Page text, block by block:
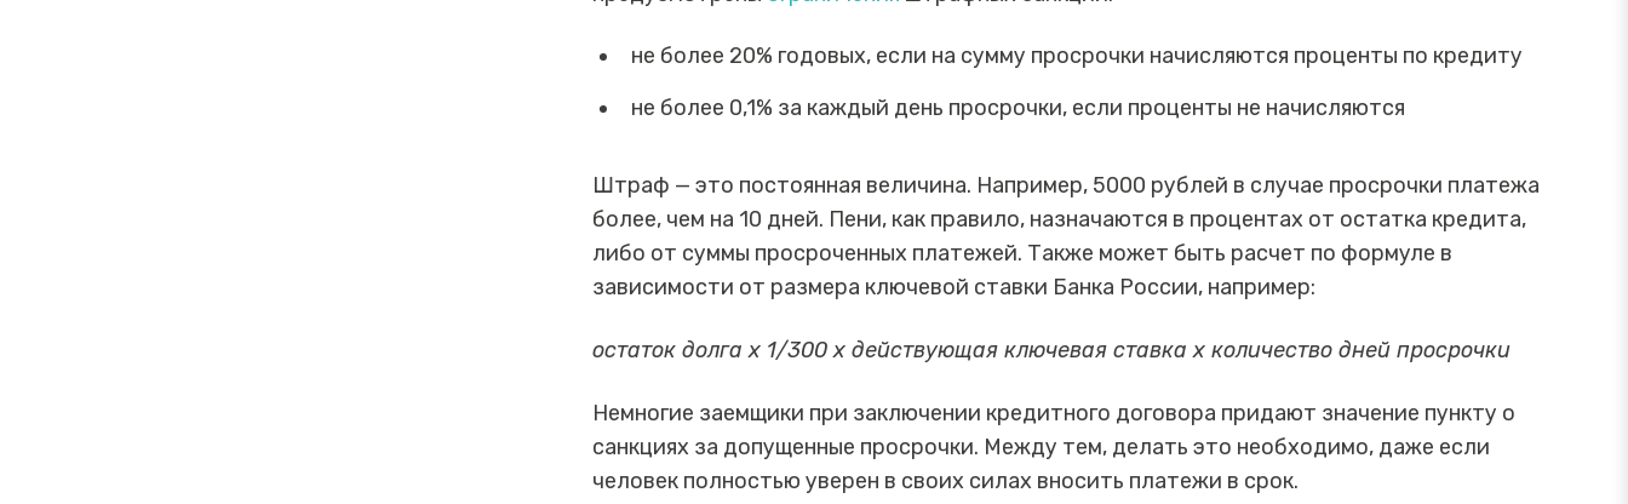
не более 20% годовых, если на сумму просрочки начисляются проценты по кредиту
не более 0,1% за каждый день просрочки, если проценты не начисляются
Штраф — это постоянная величина. Например, 5000 рублей в случае просрочки платежа
более, чем на 10 дней. Пени, как правило, назначаются в процентах от остатка кредита,
либо от суммы просроченных платежей. Также может быть расчет по формуле в
зависимости от размера ключевой ставки Банка России, например:
остаток долга х 1/300 х действующая ключевая ставка х количество дней просрочки
Немногие заемщики при заключении кредитного договора придают значение пункту о
санкциях за допущенные просрочки. Между тем, делать это необходимо, даже если
человек полностью уверен в своих силах вносить платежи в срок.